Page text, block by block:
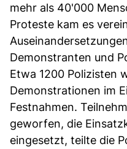
mehr als 40'000
Proteste kam es
Demonstranten und
Etwa 1200 Polizisten
Demonstrationen im
Festnahmen.
geworfen, die
eingesetzt, teilte die